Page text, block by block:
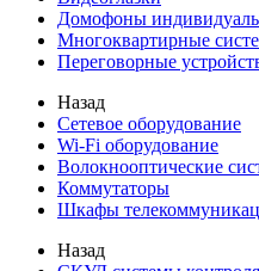
Домофоны
Многоквартирные
Переговорные
Назад
Сетевое оборудование
Wi-Fi оборудование
Волокнооптические
Коммутаторы
Шкафы
Назад